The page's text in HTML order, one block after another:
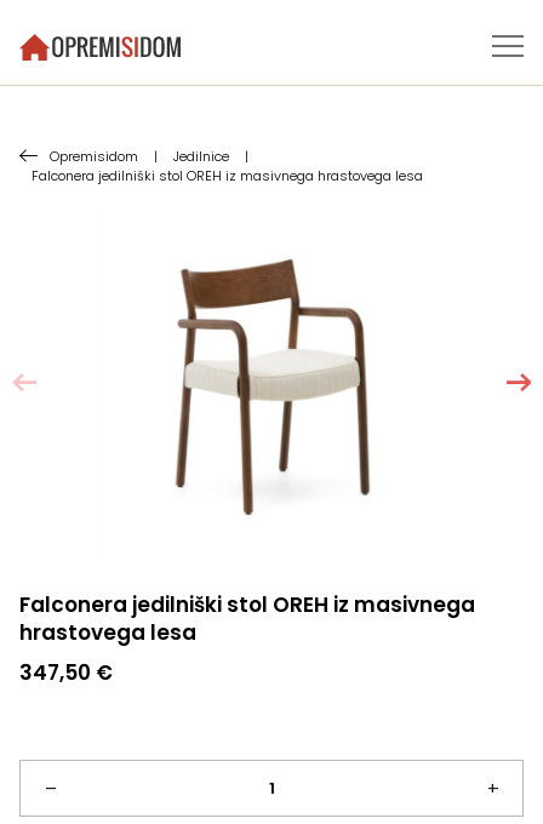
Opremisidom | Jedilnice
|
Falconera jedilniški stol OREH iz masivnega hrastovega lesa
Falconera jedilniški stol OREH iz masivnega
hrastovega lesa
347,50 €
–
Falconera +